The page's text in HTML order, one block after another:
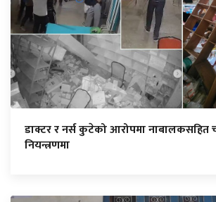
डाक्टर र नर्स कुटेको आरोपमा नाबालकसहित
नियन्त्रणमा